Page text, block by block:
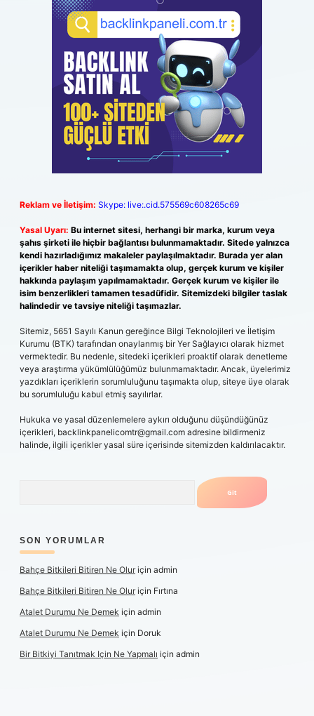
Reklam ve İletişim: Skype: live:.cid.575569c608265c69
Yasal Uyarı: Bu internet sitesi, herhangi bir marka, kurum veya
şahıs şirketi ile hiçbir bağlantısı bulunmamaktadır. Sitede yalnızca
kendi hazırladığımız makaleler paylaşılmaktadır. Burada yer alan
içerikler haber niteliği taşımamakta olup, gerçek kurum ve kişiler
hakkında paylaşım yapılmamaktadır. Gerçek kurum ve kişiler ile
isim benzerlikleri tamamen tesadüfidir. Sitemizdeki bilgiler taslak
halindedir ve tavsiye niteliği taşımazlar.
Sitemiz, 5651 Sayılı Kanun gereğince Bilgi Teknolojileri ve İletişim
Kurumu (BTK) tarafından onaylanmış bir Yer Sağlayıcı olarak hizmet
vermektedir. Bu nedenle, sitedeki içerikleri proaktif olarak denetleme
veya araştırma yükümlülüğümüz bulunmamaktadır. Ancak, üyelerimiz
yazdıkları içeriklerin sorumluluğunu taşımakta olup, siteye üye olarak
bu sorumluluğu kabul etmiş sayılırlar.
Hukuka ve yasal düzenlemelere aykırı olduğunu düşündüğünüz
içerikleri, backlinkpanelicomtr@gmail.com adresine bildirmeniz
halinde, ilgili içerikler yasal süre içerisinde sitemizden kaldırılacaktır.
SON YORUMLAR
Bahçe Bitkileri Bitiren Ne Oluriçin admin
Bahçe Bitkileri Bitiren Ne Oluriçin Fırtına
Atalet Durumu Ne Demek için admin
Atalet Durumu Ne Demek için Doruk
Bir Bitkiyi Tanıtmak Için Ne Yapmalı için admin